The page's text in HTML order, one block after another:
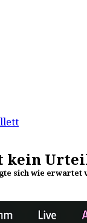
kein
sich wie